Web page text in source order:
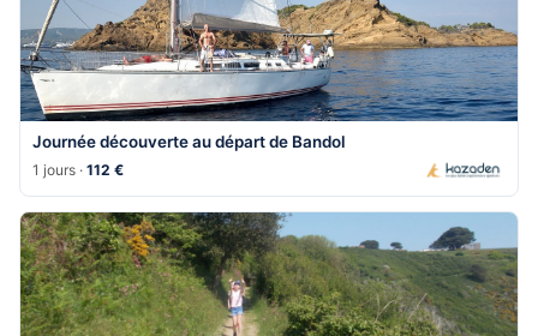
Journée découverte au départ de Bandol
1 jours ·112 €